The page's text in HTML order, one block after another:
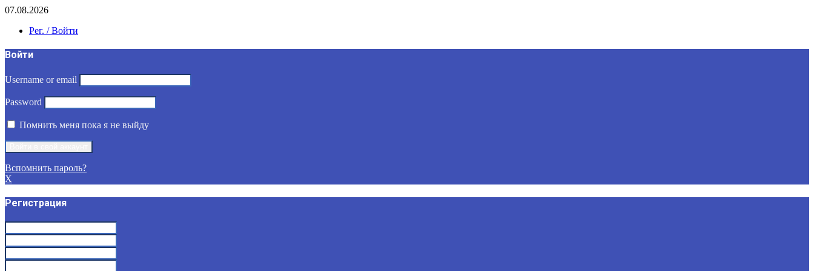
07.08.2026
Рег. / Войти
Войти
Username or email
Password
Помнить меня пока я не выйду
Вспомнить пароль?
X
Регистрация